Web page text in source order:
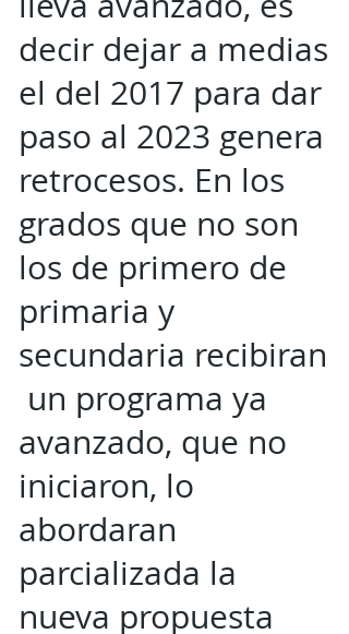
decir dejar a medias
el del 2017 para dar
paso al 2023 genera
retrocesos. En los
grados que no son
los de primero de
primaria y
secundaria recibiran
un programa ya
avanzado, que no
iniciaron, lo
abordaran
parcializada la
nueva propuesta